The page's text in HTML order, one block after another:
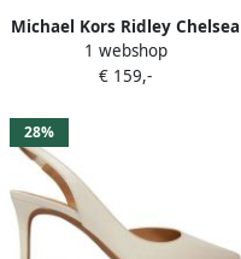
Michael Kors Ridley Chelsea
Dames Laarzen Cream
1 webshop
€ 159,-
28%